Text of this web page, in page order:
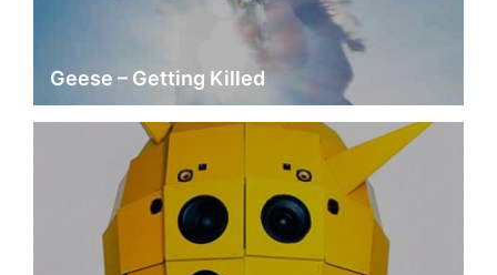
Geese – Getting Killed